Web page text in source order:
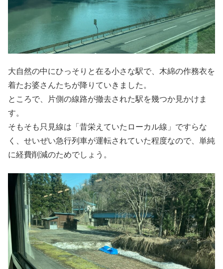
大自然の中にひっそりと在る小さな駅で、木綿の作務衣を
着たお婆さんたちが降りていきました。
ところで、片側の線路が撤去された駅を幾つか見かけま
す。
そもそも只見線は「昔栄えていたローカル線」ですらな
く、せいぜい急行列車が運転されていた程度なので、単純
に経費削減のためでしょう。